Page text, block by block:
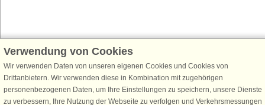
Schließen Sie sich 100.000 Ferienhaus-Fans an
Erhalten Sie einen Willkommensgutschein von 25 €für Ihren nächsten
Ferienhausurlaub - melden Sie sich einfach für den DanCenter Newsletter
an. Verpassen Sie nie wieder exklusive Angebote, Gewinnspiele und
Urlaubstipps!
Verwendung von Cookies
Wir verwenden Daten von unseren eigenen Cookies und Cookies von
Drittanbietern. Wir verwenden diese in Kombination mit zugehörigen
personenbezogenen Daten, um Ihre Einstellungen zu speichern, unsere Dienste
zu verbessern, Ihre Nutzung der Webseite zu verfolgen und Verkehrsmessungen